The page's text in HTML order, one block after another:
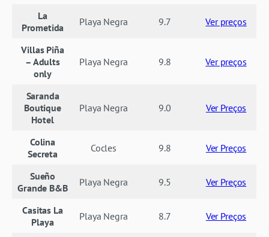
La
Prometida
Playa Negra 9.7 Ver preços
Villas Piña
– Adults
only
Playa Negra 9.8 Ver preços
Saranda
Boutique
Hotel
Playa Negra 9.0 Ver Preços
Colina
Secreta
Cocles 9.8 Ver Preços
Sueño
Grande B&B
Playa Negra 9.5 Ver Preços
Casitas La
Playa
Playa Negra 8.7 Ver Preços